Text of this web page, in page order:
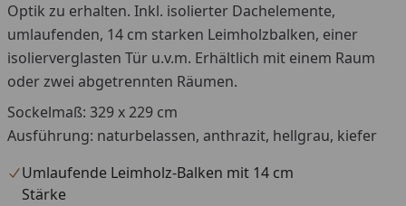
Optik zu erhalten. Inkl. isolierter Dachelemente,
umlaufenden, 14 cm starken Leimholzbalken, einer
isolierverglasten Tür u.v.m. Erhältlich mit einem Raum
oder zwei abgetrennten Räumen.
Sockelmaß: 329 x 229 cm
Ausführung: naturbelassen, anthrazit, hellgrau, kiefer
Umlaufende Leimholz-Balken mit 14 cm
Stärke